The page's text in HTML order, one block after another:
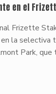
en el
Frizette
la selectiva
Park, que